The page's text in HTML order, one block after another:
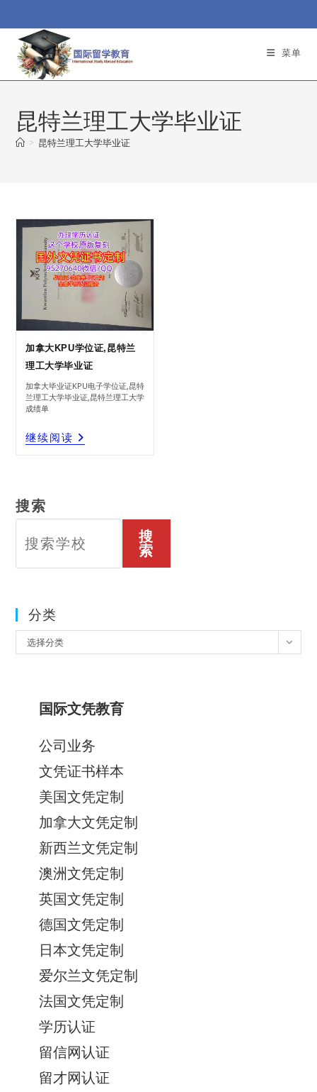
to
content
菜单
昆特兰理工大学毕业证
> 昆特兰理工大学毕业证
加拿大KPU学位证,昆特兰
理工大学毕业证
加拿大毕业证KPU电子学位证,昆特
兰理工大学毕业证,昆特兰理工大学
成绩单
继续阅读 加
拿
大
搜索
搜
索
分类
类
选择分类
国际文凭教育
公司业务
文凭证书样本
美国文凭定制
加拿大文凭定制
新西兰文凭定制
澳洲文凭定制
英国文凭定制
德国文凭定制
日本文凭定制
爱尔兰文凭定制
法国文凭定制
学历认证
留信网认证
留才网认证